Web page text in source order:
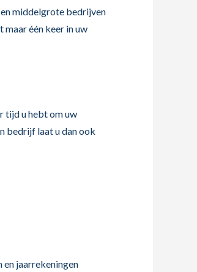
middelgrote bedrijven
maar één keer in uw
tijd u hebt om uw
bedrijf laat u dan ook
en jaarrekeningen